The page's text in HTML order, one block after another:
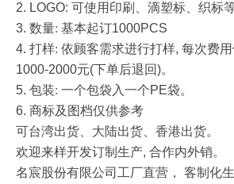
2. LOGO: 可使用印刷、滴塑标、织标
3. 数量: 基本起订1000PCS
4. 打样: 依顾客需求进行打样, 每次费
1000-2000元( 下单后退回 )。
5. 包装: 一个包袋入一个PE袋。
6. 商标及图档仅供参考
可台湾出货、大陆出货、香港出货。
欢迎来样开发订制生产, 合作内外销。
名宸股份有限公司工厂直营， 客制化